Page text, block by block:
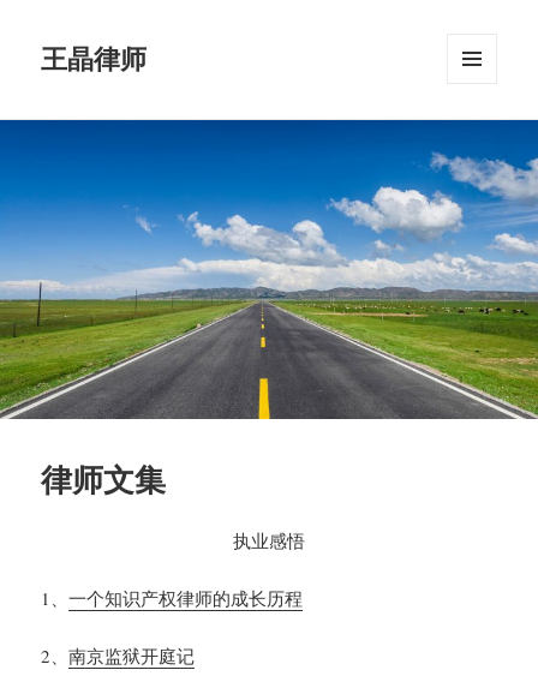
王晶律师
挂件
律师文集
执业感悟
1 、一个知识产权律师的成长历程
2 、南京监狱开庭记